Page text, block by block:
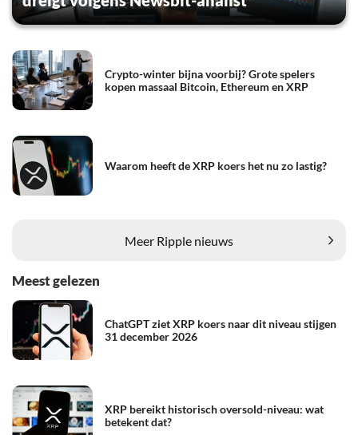
Crypto-winter bijna voorbij? Grote spelers
kopen massaal Bitcoin, Ethereum en XRP
Waarom heeft de XRP koers het nu zo lastig?
Meer Ripple nieuws
Meest gelezen
ChatGPT ziet XRP koers naar dit niveau stijgen
31 december 2026
XRP bereikt historisch oversold-niveau: wat
betekent dat?